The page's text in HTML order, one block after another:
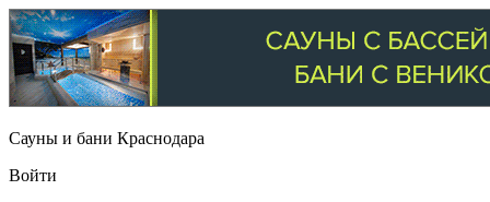
Сауны и бани Краснодара
Войти